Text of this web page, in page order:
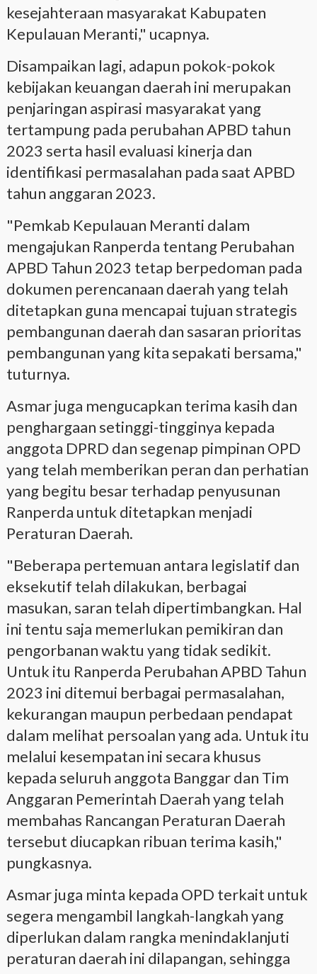
kesejahteraan masyarakat Kabupaten
Kepulauan Meranti," ucapnya.
Disampaikan lagi, adapun pokok-pokok
kebijakan keuangan daerah ini merupakan
penjaringan aspirasi masyarakat yang
tertampung pada perubahan APBD tahun
2023 serta hasil evaluasi kinerja dan
identifikasi permasalahan pada saat APBD
tahun anggaran 2023.
"Pemkab Kepulauan Meranti dalam
mengajukan Ranperda tentang Perubahan
APBD Tahun 2023 tetap berpedoman pada
dokumen perencanaan daerah yang telah
ditetapkan guna mencapai tujuan strategis
pembangunan daerah dan sasaran prioritas
pembangunan yang kita sepakati bersama,"
tuturnya.
Asmar juga mengucapkan terima kasih dan
penghargaan setinggi-tingginya kepada
anggota DPRD dan segenap pimpinan OPD
yang telah memberikan peran dan perhatian
yang begitu besar terhadap penyusunan
Ranperda untuk ditetapkan menjadi
Peraturan Daerah.
"Beberapa pertemuan antara legislatif dan
eksekutif telah dilakukan, berbagai
masukan, saran telah dipertimbangkan. Hal
ini tentu saja memerlukan pemikiran dan
pengorbanan waktu yang tidak sedikit.
Untuk itu Ranperda Perubahan APBD Tahun
2023 ini ditemui berbagai permasalahan,
kekurangan maupun perbedaan pendapat
dalam melihat persoalan yang ada. Untuk itu
melalui kesempatan ini secara khusus
kepada seluruh anggota Banggar dan Tim
Anggaran Pemerintah Daerah yang telah
membahas Rancangan Peraturan Daerah
tersebut diucapkan ribuan terima kasih,"
pungkasnya.
Asmar juga minta kepada OPD terkait untuk
segera mengambil langkah-langkah yang
diperlukan dalam rangka menindaklanjuti
peraturan daerah ini dilapangan, sehingga